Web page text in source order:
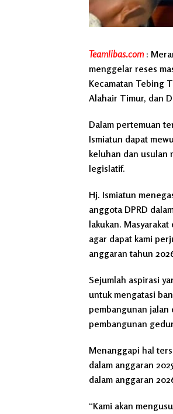
Teamlibas.com :
menggelar reses
Kecamatan Tebing
Alahair Timur, dan
Dalam pertemuan
Ismiatun dapat
keluhan dan usulan
legislatif.
Hj. Ismiatun
anggota DPRD
lakukan.
agar dapat kami
anggaran tahun
Sejumlah aspirasi
untuk mengatasi
pembangunan jalan
pembangunan
Menanggapi hal
dalam anggaran
dalam anggaran
“Kami akan